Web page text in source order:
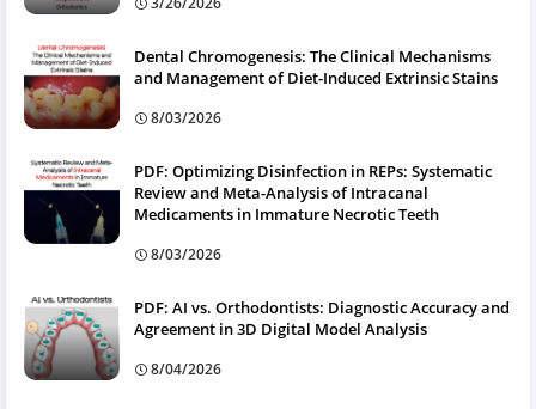
Dental Chromogenesis: The Clinical Mechanisms
and Management of Diet-Induced Extrinsic Stains
8/03/2026
PDF: Optimizing Disinfection in REPs: Systematic
Review and Meta-Analysis of Intracanal
Medicaments in Immature Necrotic Teeth
8/03/2026
PDF: AI vs. Orthodontists: Diagnostic Accuracy and
Agreement in 3D Digital Model Analysis
8/04/2026